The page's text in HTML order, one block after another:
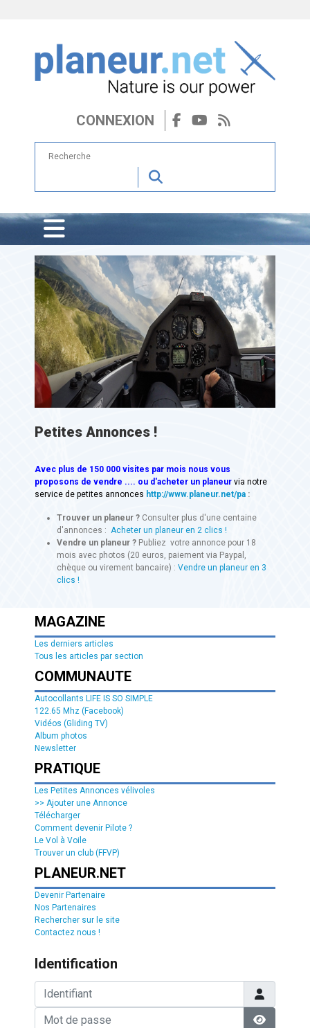
CONNEXION
Petites Annonces !
Avec plus de 150 000 visites par mois nous vous
proposons de vendre .... ou d'acheter un planeur via notre
service de petites annonces http://www.planeur.net/pa :
Trouver un planeur ? Consulter plus d'une centaine
d'annonces : Acheter un planeur en 2 clics !
Vendre un planeur ? Publiez votre annonce pour 18
mois avec photos (20 euros, paiement via Paypal,
chèque ou virement bancaire) : Vendre un planeur en 3
clics !
MAGAZINE
Les derniers articles
Tous les articles par section
COMMUNAUTE
Autocollants LIFE IS SO SIMPLE
122.65 Mhz (Facebook)
Vidéos (Gliding TV)
Album photos
Newsletter
PRATIQUE
Les Petites Annonces vélivoles
>> Ajouter une Annonce
Télécharger
Comment devenir Pilote ?
Le Vol à Voile
Trouver un club (FFVP)
PLANEUR.NET
Devenir Partenaire
Nos Partenaires
Rechercher sur le site
Contactez nous !
Identification
Identifiant
Mot de passe